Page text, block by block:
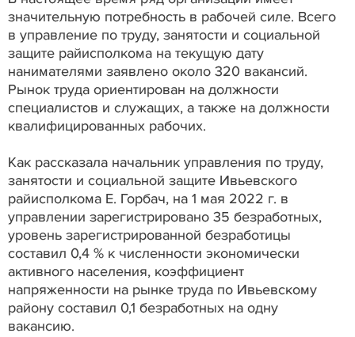
значительную потребность в рабочей силе. Всего
в управление по труду, занятости и социальной
защите райисполкома на текущую дату
нанимателями заявлено около 320 вакансий.
Рынок труда ориентирован на должности
специалистов и служащих, а также на должности
квалифицированных рабочих.
Как рассказала начальник управления по труду,
занятости и социальной защите Ивьевского
райисполкома Е. Горбач, на 1 мая 2022 г. в
управлении зарегистрировано 35 безработных,
уровень зарегистрированной безработицы
составил 0,4 % к численности экономически
активного населения, коэффициент
напряженности на рынке труда по Ивьевскому
району составил 0,1 безработных на одну
вакансию.